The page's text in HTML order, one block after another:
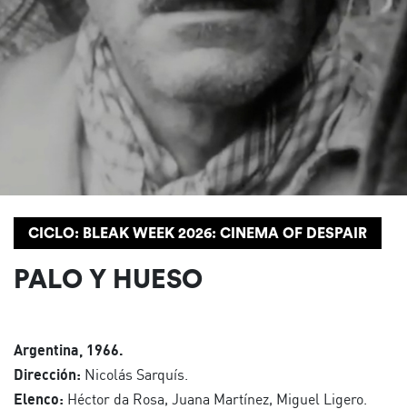
CICLO: BLEAK WEEK 2026: CINEMA OF DESPAIR
PALO Y HUESO
Argentina, 1966.
Dirección: Nicolás Sarquís.
Elenco: Héctor da Rosa, Juana Martínez, Miguel Ligero.